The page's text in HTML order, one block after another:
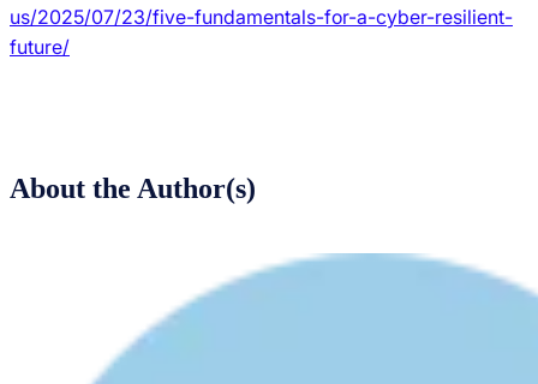
us/2025/07/23/five-fundamentals-for-a-cyber-resilient-
future/
About the Author(s)